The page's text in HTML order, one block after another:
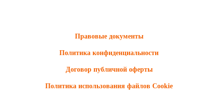
Правовые документы
Политика конфиденциальности
Договор публичной оферты
Политика использования файлов Cookie